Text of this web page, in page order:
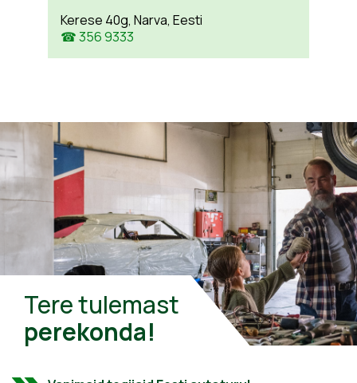
Kerese 40g, Narva, Eesti
☎ 356 9333
Tere tulemast
perekonda!